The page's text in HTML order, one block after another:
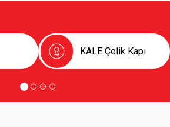
KALE Çelik Kapı